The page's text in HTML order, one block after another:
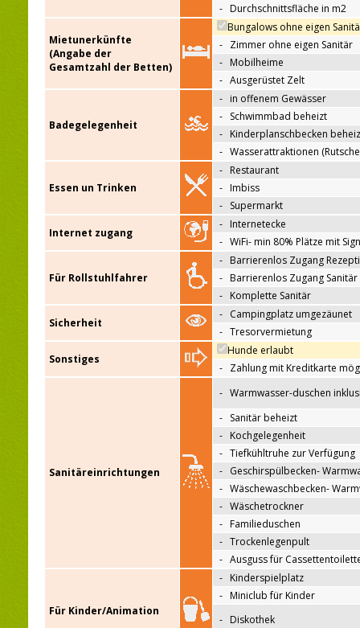
- Durchschnittsfläche in m2
Mietunerkünfte
(Angabe der
Gesamtzahl der Betten)
Bungalows ohne eigen
- Zimmer ohne eigen Sanitär
- Mobilheime
- Ausgerüstet Zelt
Badegelegenheit
- in offenem Gewässer
- Schwimmbad beheizt
- Kinderplanschbecken
- Wasserattraktionen
Essen un Trinken
- Restaurant
- Imbiss
- Supermarkt
Internet zugang
- Internetecke
- WiFi- min 80% Plätze mit
Für Rollstuhlfahrer
- Barrierenlos Zugang
- Barrierenlos Zugang Sanitär
- Komplette Sanitär
Sicherheit
- Campingplatz umgezäunet
- Tresorvermietung
Sonstiges
Hunde erlaubt
- Zahlung mit Kreditkarte
Sanitäreinrichtungen
- Warmwasser-duschen
- Sanitär beheizt
- Kochgelegenheit
- Tiefkühltruhe zur Verfügung
- Geschirspülbecken-
- Wäschewaschbecken-
- Wäschetrockner
- Familieduschen
- Trockenlegenpult
- Ausguss für
Für Kinder/Animation
- Kinderspielplatz
- Miniclub für Kinder
- Diskothek